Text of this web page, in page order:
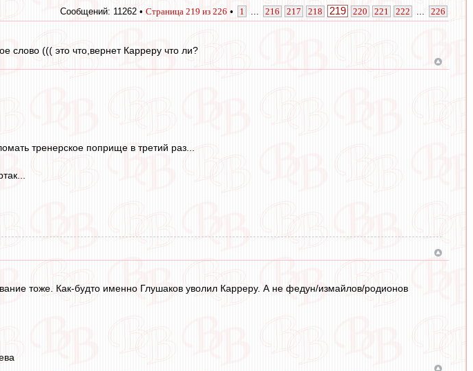
Сообщений: 11262 • Страница 219 из 226 • 1 216 217 218 219 220 221 222 226
слово ((( это что,вернет Карреру что ли?
тренерское поприще в третий раз...
тоже. Как-будто именно Глушаков уволил Карреру. А не федун/измайлов/родионов